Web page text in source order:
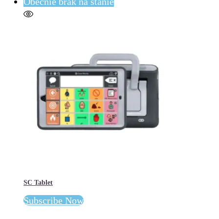
SC Tablet
Subscribe Now